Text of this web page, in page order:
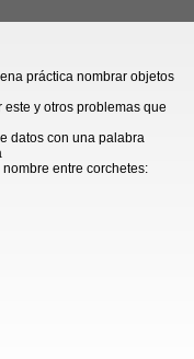
práctica nombrar objetos
y otros problemas que
datos con una palabra
entre corchetes: